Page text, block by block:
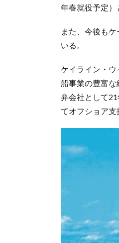
年春就役予定）
また、今後も
いる。
ケイライン・
船事業の豊富
弁会社として
てオフショア支